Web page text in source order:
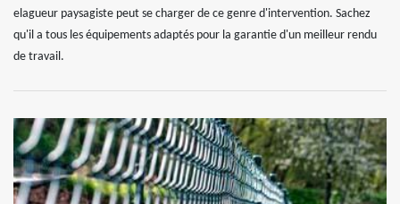
elagueur paysagiste peut se charger de ce genre d'intervention. Sachez
qu'il a tous les équipements adaptés pour la garantie d'un meilleur rendu
de travail.